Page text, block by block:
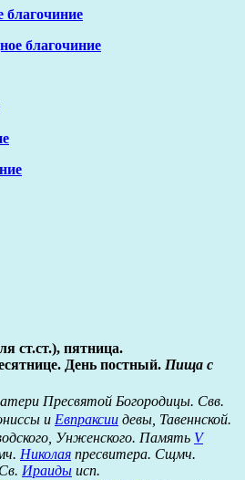
благочиние
благочиние
ст.ст.), пятница.
День постный. Пища с
Пресвятой Богородицы. Свв.
и Евпраксии девы, Тавеннской.
Унженского. Память V
Николая пресвитера. Сщмч.
Ираиды исп.